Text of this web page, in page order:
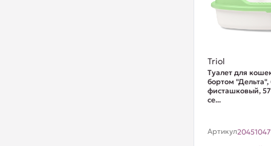
Triol
Туалет для
бортом
фисташковый,
се...
Артикул20451047